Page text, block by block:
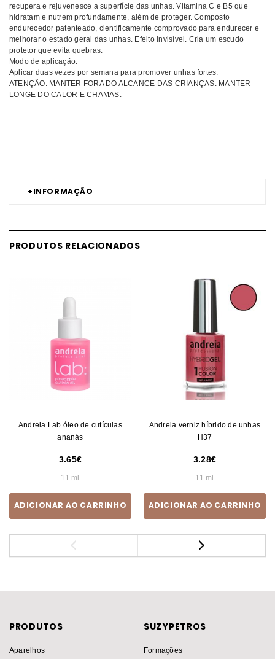
+INFORMAÇÃO
recupera e rejuvenesce a superfície das unhas. Vitamina C e B5 que
hidratam e nutrem profundamente, além de proteger. Composto
endurecedor patenteado, cientificamente comprovado para endurecer e
melhorar o estado geral das unhas. Efeito invisível. Cria um escudo
protetor que evita quebras.
Modo de aplicação:
Aplicar duas vezes por semana para promover unhas fortes.
ATENÇÃO: MANTER FORA DO ALCANCE DAS CRIANÇAS. MANTER
LONGE DO CALOR E CHAMAS.
PRODUTOS RELACIONADOS
Andreia Lab óleo de cutículas
ananás
3.65
11 ml
ADICIONAR AO CARRINHO
Andreia verniz híbrido de unhas
H37
3.28
11 ml
ADICIONAR AO CARRINHO
PRODUTOS
Aparelhos
SUZYPETROS
Formações